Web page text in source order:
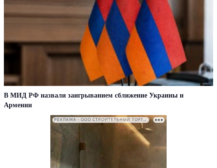
В МИД РФ назвали заигрыванием сближение Украины и
Армении
РЕКЛАМА • ООО СТРОИТЕЛЬНЫЙ ТОРГОВЫЙ ДОМ «ПЕТРОВИЧ». ИНН: 7802348846